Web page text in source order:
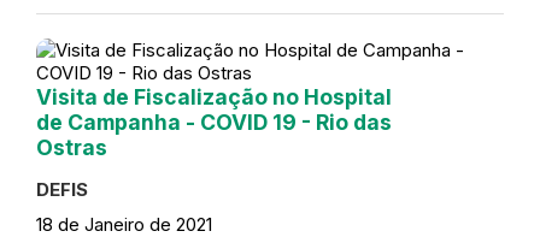
Visita de Fiscalização no Hospital
de Campanha - COVID 19 - Rio das
Ostras
DEFIS
18 de Janeiro de 2021